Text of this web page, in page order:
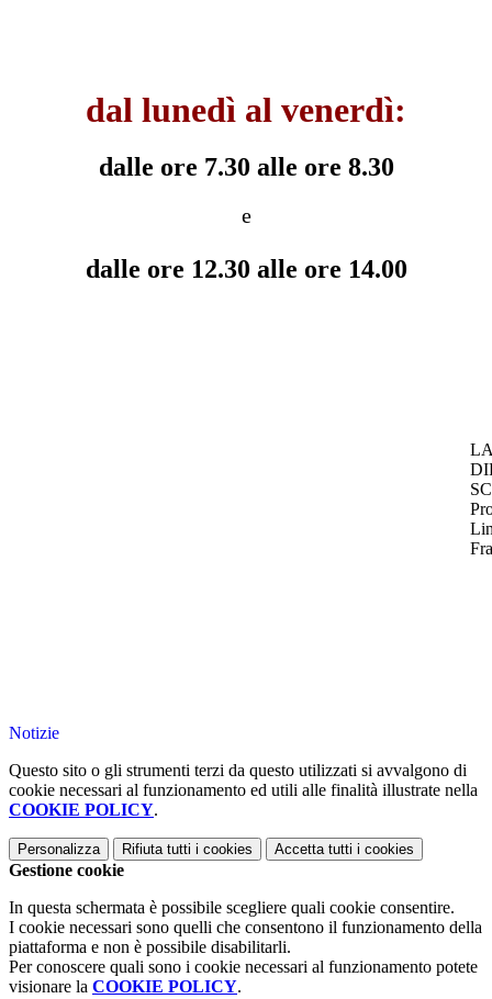
dal lunedì al venerdì:
dalle ore 7.30 alle ore 8.30
e
dalle ore 12.30 alle ore 14.00
Notizie
Questo sito o gli strumenti terzi da questo utilizzati si avvalgono di
cookie necessari al funzionamento ed utili alle finalità illustrate nella
COOKIE POLICY.
Personalizza Rifiuta tutti i cookies Accetta tutti i cookies
Gestione cookie
In questa schermata è possibile scegliere quali cookie consentire.
I cookie necessari sono quelli che consentono il funzionamento della
piattaforma e non è possibile disabilitarli.
Per conoscere quali sono i cookie necessari al funzionamento potete
visionare la COOKIE POLICY.